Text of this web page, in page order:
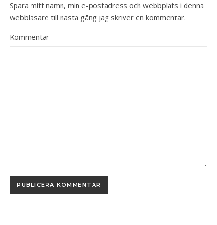
Spara mitt namn, min e-postadress och webbplats i denna
webbläsare till nästa gång jag skriver en kommentar.
Kommentar